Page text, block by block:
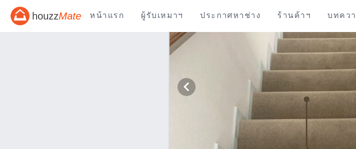
houzzMate หน้าแรก ผู้รับเหมาฯ ประกาศหาช่าง ร้านค้าฯ บทคว